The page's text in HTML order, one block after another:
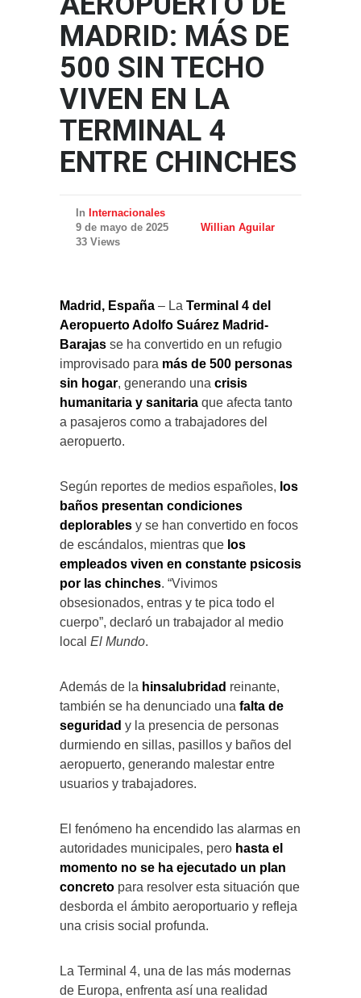
MADRID: MÁS DE
500 SIN TECHO
VIVEN EN LA
TERMINAL 4
ENTRE CHINCHES
In Internacionales
9 de mayo de 2025
Willian Aguilar
33 Views
Madrid, España – La Terminal 4 del
Aeropuerto Adolfo Suárez Madrid-
Barajas se ha convertido en un refugio
improvisado para más de 500 personas
sin hogar, generando una crisis
humanitaria y sanitaria que afecta tanto
a pasajeros como a trabajadores del
aeropuerto.
Según reportes de medios españoles, los
baños presentan condiciones
deplorables y se han convertido en focos
de escándalos, mientras que los
empleados viven en constante psicosis
por las chinches. “Vivimos
obsesionados, entras y te pica todo el
cuerpo”, declaró un trabajador al medio
local El Mundo.
Además de la hinsalubridad reinante,
también se ha denunciado una falta de
seguridad y la presencia de personas
durmiendo en sillas, pasillos y baños del
aeropuerto, generando malestar entre
usuarios y trabajadores.
El fenómeno ha encendido las alarmas en
autoridades municipales, pero hasta el
momento no se ha ejecutado un plan
concreto para resolver esta situación que
desborda el ámbito aeroportuario y refleja
una crisis social profunda.
La Terminal 4, una de las más modernas
de Europa, enfrenta así una realidad